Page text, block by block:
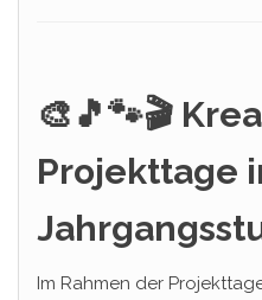
🎨🎵🐾🎬
Projekttage
Im Rahmen der